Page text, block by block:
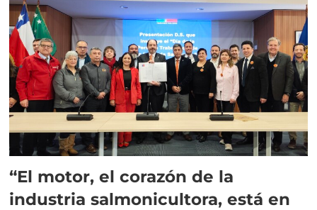
“El motor, el corazón de la
industria salmonicultora, está en